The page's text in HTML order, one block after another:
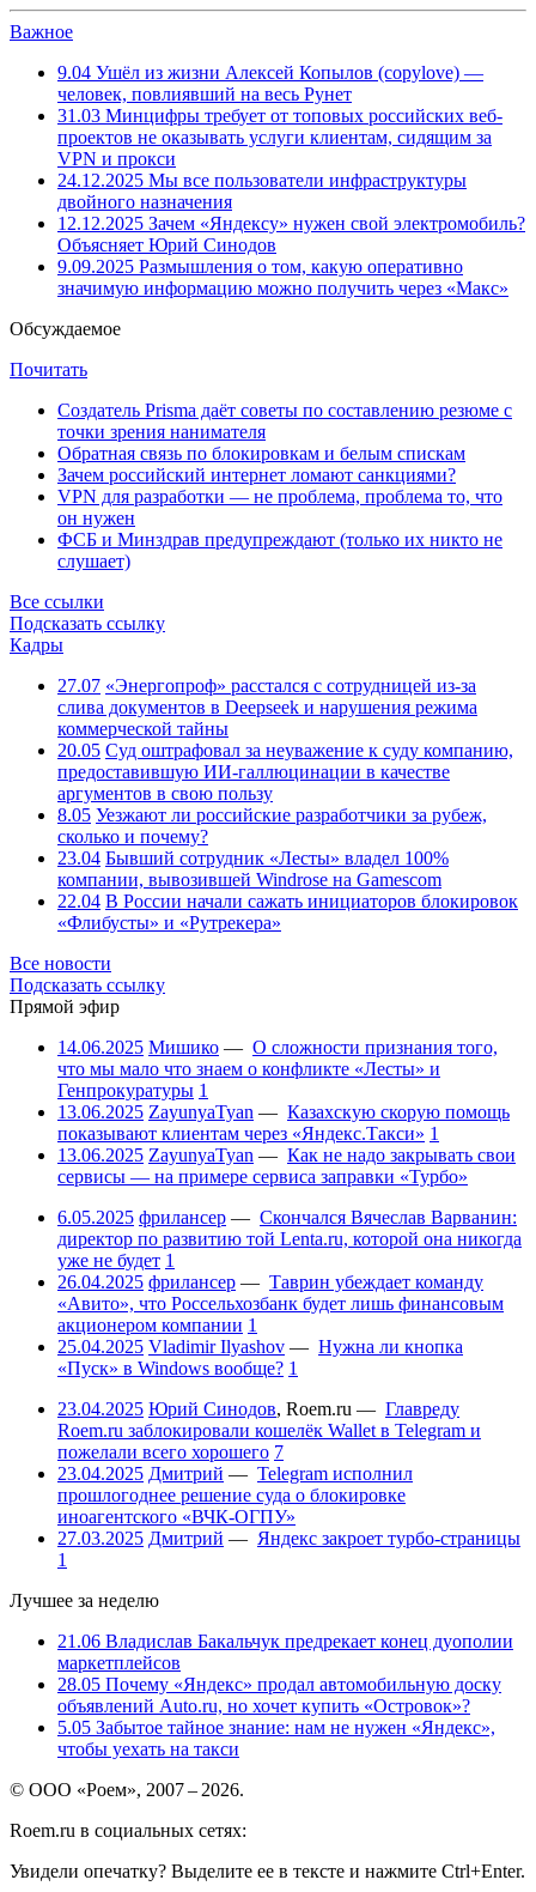
Важное
9.04 Ушёл из жизни Алексей Копылов (copylove) —
человек, повлиявший на весь Рунет
31.03 Минцифры требует от топовых российских веб-
проектов не оказывать услуги клиентам, сидящим за
VPN и прокси
24.12.2025 Мы все пользователи инфраструктуры
двойного назначения
12.12.2025 Зачем «Яндексу» нужен свой электромобиль?
Объясняет Юрий Синодов
9.09.2025 Размышления о том, какую оперативно
значимую информацию можно получить через «Макс»
Обсуждаемое
Почитать
Создатель Prisma даёт советы по составлению резюме с
точки зрения нанимателя
Обратная связь по блокировкам и белым спискам
Зачем российский интернет ломают санкциями?
VPN для разработки — не проблема, проблема то, что
он нужен
ФСБ и Минздрав предупреждают (только их никто не
слушает)
Все ссылки
Подсказать ссылку
Кадры
27.07 «Энергопроф» расстался с сотрудницей из-за
слива документов в Deepseek и нарушения режима
коммерческой тайны
20.05 Суд оштрафовал за неуважение к суду компанию,
предоставившую ИИ-галлюцинации в качестве
аргументов в свою пользу
8.05 Уезжают ли российские разработчики за рубеж,
сколько и почему?
23.04 Бывший сотрудник «Лесты» владел 100%
компании, вывозившей Windrose на Gamescom
22.04 В России начали сажать инициаторов блокировок
«Флибусты» и «Рутрекера»
Все новости
Подсказать ссылку
Прямой эфир
14.06.2025 Мишико — О сложности признания того,
что мы мало что знаем о конфликте «Лесты» и
Генпрокуратуры 1
13.06.2025 ZayunyaTyan — Казахскую скорую помощь
показывают клиентам через «Яндекс.Такси» 1
13.06.2025 ZayunyaTyan — Как не надо закрывать свои
сервисы — на примере сервиса заправки «Турбо»
6.05.2025 фрилансер — Скончался Вячеслав Варванин:
директор по развитию той Lenta.ru, которой она никогда
уже не будет 1
26.04.2025 фрилансер — Таврин убеждает команду
«Авито», что Россельхозбанк будет лишь финансовым
акционером компании 1
25.04.2025 Vladimir Ilyashov — Нужна ли кнопка
«Пуск» в Windows вообще? 1
23.04.2025 Юрий Синодов, Roem.ru — Главреду
Roem.ru заблокировали кошелёк Wallet в Telegram и
пожелали всего хорошего 7
23.04.2025 Дмитрий — Telegram исполнил
прошлогоднее решение суда о блокировке
иноагентского «ВЧК-ОГПУ»
27.03.2025 Дмитрий — Яндекс закроет турбо-страницы
1
Лучшее за неделю
21.06 Владислав Бакальчук предрекает конец дуополии
маркетплейсов
28.05 Почему «Яндекс» продал автомобильную доску
объявлений Auto.ru, но хочет купить «Островок»?
5.05 Забытое тайное знание: нам не нужен «Яндекс»,
чтобы уехать на такси
© ООО «Роем», 2007 – 2026.
Roem.ru в социальных сетях:
Увидели опечатку? Выделите ее в тексте и нажмите Ctrl+Enter.